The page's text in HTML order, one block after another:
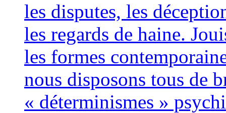
les dis­putes, les
les regards de haine.
les formes
nous dis­po­sons tous de
« déter­mi­nismes »